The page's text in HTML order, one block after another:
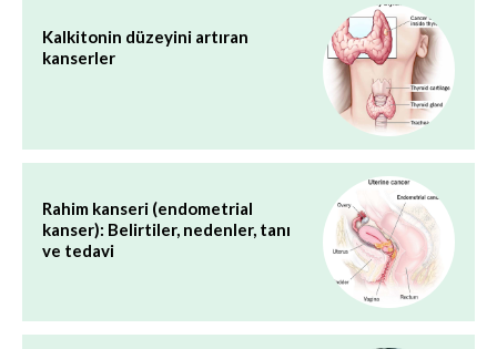
Kalkitonin düzeyini artıran
kanserler
Rahim kanseri (endometrial
kanser): Belirtiler, nedenler, tanı
ve tedavi